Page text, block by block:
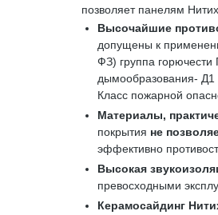
позволяет панелям
Высочайшие
допущены к
ФЗ) группа
дымообразования-
Класс пожарной
Материалы,
покрытия не
эффективно
Высокая
превосходными
Керамосайдинг